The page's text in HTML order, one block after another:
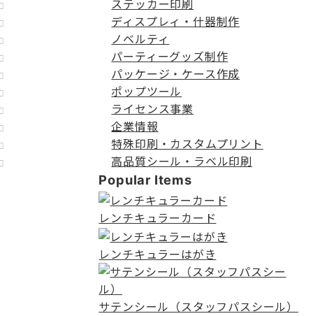
ディスプレィ・什器制作
ノベルティ
パーティーグッズ制作
パッケージ・ケース作成
ポップツール
ライセンス事業
企業情報
特殊印刷・カスタムプリント
高品質シール・ラベル印刷
Popular Items
レンチキュラーカード
レンチキュラーはがき
サテンシール（スタッフパスシール）